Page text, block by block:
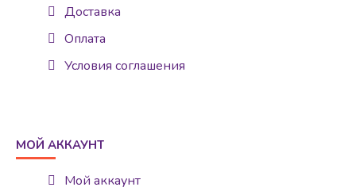
Доставка
Оплата
Условия соглашения
МОЙ АККАУНТ
Мой аккаунт